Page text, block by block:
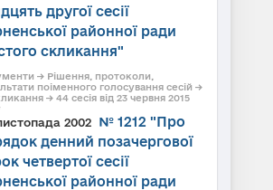
другої сесії
районної ради
скликання"
→ Рішення, протоколи,
поіменного голосування сесій →
→ 44 сесія від 23 червня 2015
2002
№ 1212 "Про
денний позачергової
четвертої сесії
районної ради